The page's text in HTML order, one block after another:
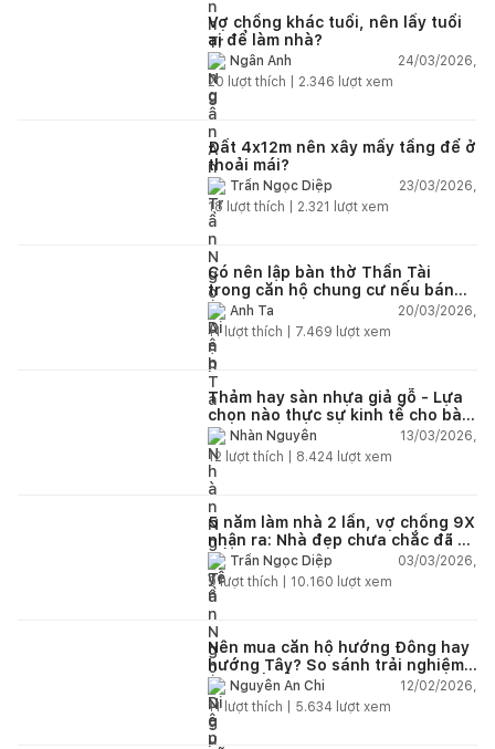
Vợ chồng khác tuổi, nên lấy tuổi
ai để làm nhà?
Ngân Anh
24/03/2026,
20 lượt thích | 2.346 lượt xem
Đất 4x12m nên xây mấy tầng để ở
thoải mái?
Trần Ngọc Diệp
23/03/2026,
18 lượt thích | 2.321 lượt xem
Có nên lập bàn thờ Thần Tài
trong căn hộ chung cư nếu bán
hàng online?
Anh Ta
20/03/2026,
11lượt thích | 7.469 lượt xem
Thảm hay sàn nhựa giả gỗ - Lựa
chọn nào thực sự kinh tế cho bài
toán lâu dài?
Nhàn Nguyễn
13/03/2026,
12 lượt thích | 8.424 lượt xem
5 năm làm nhà 2 lần, vợ chồng 9X
nhận ra: Nhà đẹp chưa chắc đã dễ
sống!Trần Ngọc Diệp
03/03/2026,
9lượt thích | 10.160 lượt xem
Nên mua căn hộ hướng Đông hay
hướng Tây? So sánh trải nghiệm
thực tế để chọn đúng ngay từ
đầu
Nguyễn An Chi
12/02/2026,
11lượt thích | 5.634 lượt xem